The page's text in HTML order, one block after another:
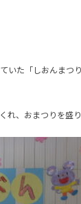
いた「しおんまつ
れ、おまつりを盛